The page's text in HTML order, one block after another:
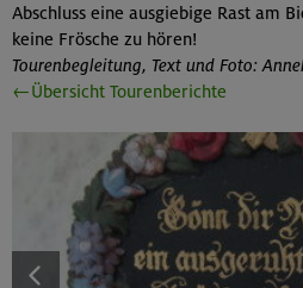
Abschluss eine ausgiebige Rast am
keine Frösche zu hören!
Tourenbegleitung, Text und Foto:
←Übersicht Tourenberichte